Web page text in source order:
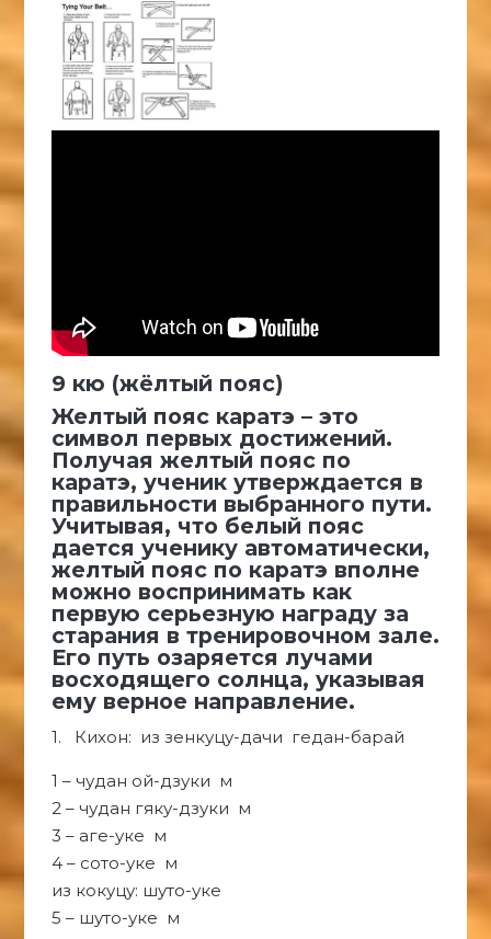
9 кю (жёлтый пояс)
Желтый пояс каратэ – это
символ первых достижений.
Получая желтый пояс по
каратэ, ученик утверждается в
правильности выбранного пути.
Учитывая, что белый пояс
дается ученику автоматически,
желтый пояс по каратэ вполне
можно воспринимать как
первую серьезную награду за
старания в тренировочном зале.
Его путь озаряется лучами
восходящего солнца, указывая
ему верное направление.
1. Кихон: из зенкуцу-дачи гедан-барай
1 – чудан ой-дзуки м
2 – чудан гяку-дзуки м
3 – аге-уке м
4 – сото-уке м
из кокуцу: шуто-уке
5 – шуто-уке м